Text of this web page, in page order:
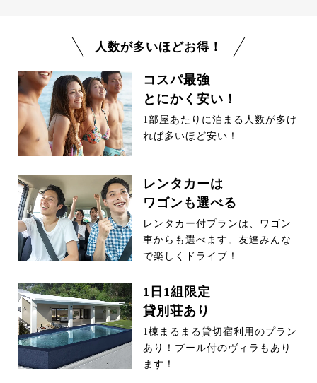
人数が多いほどお得！
コスパ最強
とにかく安い！
1部屋あたりに泊まる人数が多け
れば多いほど安い！
レンタカーは
ワゴンも選べる
レンタカー付プランは、ワゴン
車からも選べます。友達みんな
で楽しくドライブ！
1日1組限定
貸別荘あり
1棟まるまる貸切宿利用のプラン
あり！プール付のヴィラもあり
ます！